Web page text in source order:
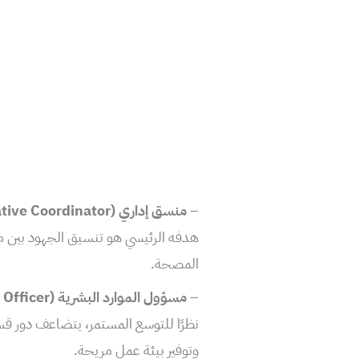
–منسق إداري (Administrative Coordinator)
هدفه الرئيسي هو تنسيق الجهود
المصحة.
–مسؤول الموارد البشرية (HR Officer)
نظرًا للتوسع المستمر، يتضاعف دور
وتوفير بيئة عمل مريحة.